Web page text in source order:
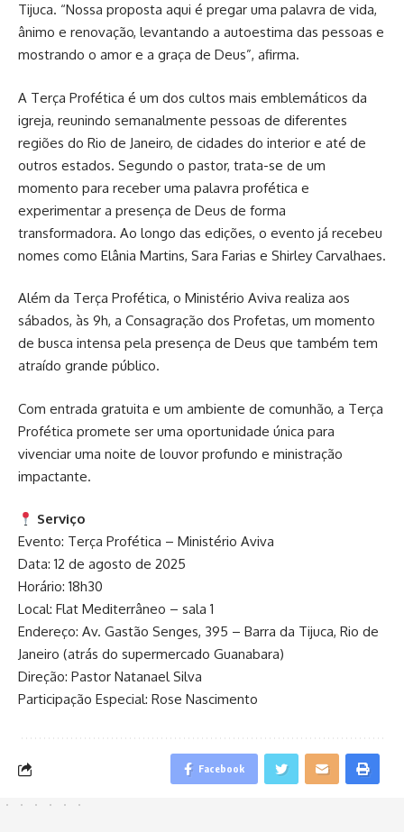
Tijuca. “Nossa proposta aqui é pregar uma palavra de vida,
ânimo e renovação, levantando a autoestima das pessoas e
mostrando o amor e a graça de Deus”, afirma.
A Terça Profética é um dos cultos mais emblemáticos da
igreja, reunindo semanalmente pessoas de diferentes
regiões do Rio de Janeiro, de cidades do interior e até de
outros estados. Segundo o pastor, trata-se de um
momento para receber uma palavra profética e
experimentar a presença de Deus de forma
transformadora. Ao longo das edições, o evento já recebeu
nomes como Elânia Martins, Sara Farias e Shirley Carvalhaes.
Além da Terça Profética, o Ministério Aviva realiza aos
sábados, às 9h, a Consagração dos Profetas, um momento
de busca intensa pela presença de Deus que também tem
atraído grande público.
Com entrada gratuita e um ambiente de comunhão, a Terça
Profética promete ser uma oportunidade única para
vivenciar uma noite de louvor profundo e ministração
impactante.
Serviço
Evento: Terça Profética – Ministério Aviva
Data: 12 de agosto de 2025
Horário: 18h30
Local: Flat Mediterrâneo – sala 1
Endereço: Av. Gastão Senges, 395 – Barra da Tijuca, Rio de
Janeiro (atrás do supermercado Guanabara)
Direção: Pastor Natanael Silva
Participação Especial: Rose Nascimento
Facebook